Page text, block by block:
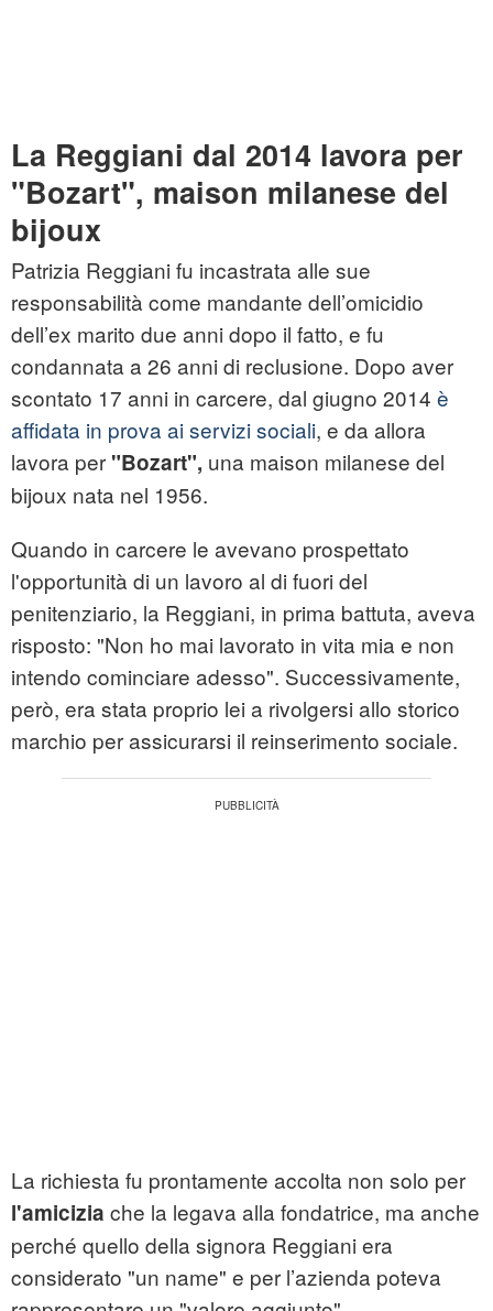
La Reggiani dal 2014 lavora per
"Bozart", maison milanese del
bijoux
Patrizia Reggiani fu incastrata alle sue
responsabilità come mandante dell’omicidio
dell’ex marito due anni dopo il fatto, e fu
condannata a 26 anni di reclusione. Dopo aver
scontato 17 anni in carcere, dal giugno 2014 è
affidata in prova ai servizi sociali, e da allora
lavora per "Bozart", una maison milanese del
bijoux nata nel 1956.
Quando in carcere le avevano prospettato
l'opportunità di un lavoro al di fuori del
penitenziario, la Reggiani, in prima battuta, aveva
risposto: "Non ho mai lavorato in vita mia e non
intendo cominciare adesso". Successivamente,
però, era stata proprio lei a rivolgersi allo storico
marchio per assicurarsi il reinserimento sociale.
La richiesta fu prontamente accolta non solo per
l'amicizia che la legava alla fondatrice, ma anche
perché quello della signora Reggiani era
considerato "un name" e per l’azienda poteva